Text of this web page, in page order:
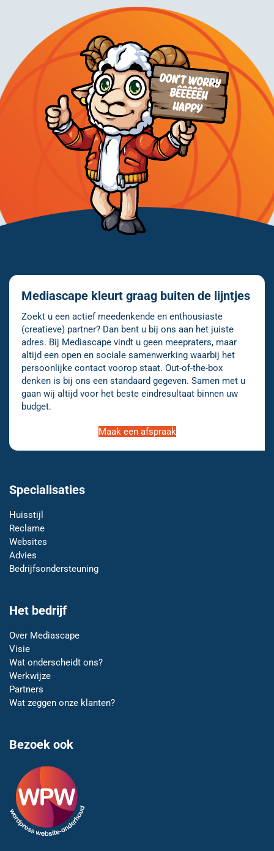
Mediascape kleurt graag buiten de lijntjes
Zoekt u een actief meedenkende en enthousiaste
(creatieve) partner? Dan bent u bij ons aan het juiste
adres. Bij Mediascape vindt u geen meepraters, maar
altijd een open en sociale samenwerking waarbij het
persoonlijke contact voorop staat. Out-of-the-box
denken is bij ons een standaard gegeven. Samen met u
gaan wij altijd voor het beste eindresultaat binnen uw
budget.
Maak een afspraak
Specialisaties
Huisstijl
Reclame
Websites
Advies
Bedrijfsondersteuning
Het bedrijf
Over Mediascape
Visie
Wat onderscheidt ons?
Werkwijze
Partners
Wat zeggen onze klanten?
Bezoek ook